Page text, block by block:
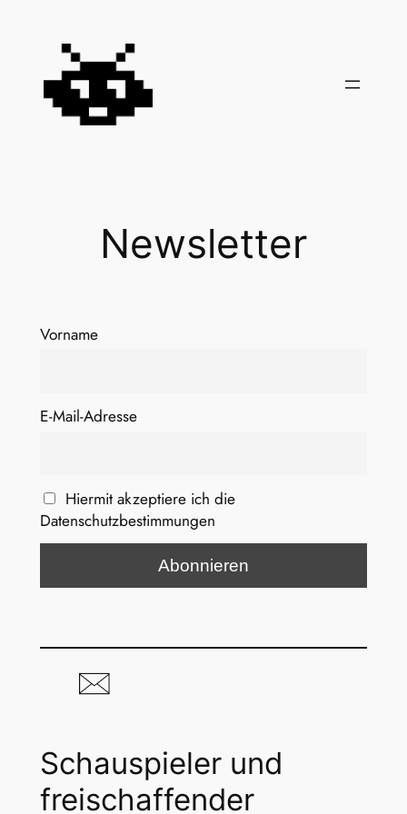
springen
Newsletter
Vorname
E-Mail-Adresse
Hiermit akzeptiere ich die
Datenschutzbestimmungen
Schauspieler und
freischaffender